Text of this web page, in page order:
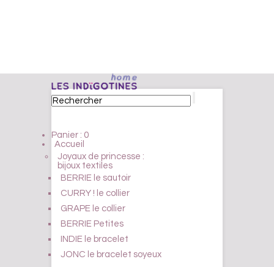
Panier : 0
Accueil
Joyaux de princesse :
bijoux textiles
BERRIE le sautoir
CURRY ! le collier
GRAPE le collier
BERRIE Petites
INDIE le bracelet
JONC le bracelet soyeux